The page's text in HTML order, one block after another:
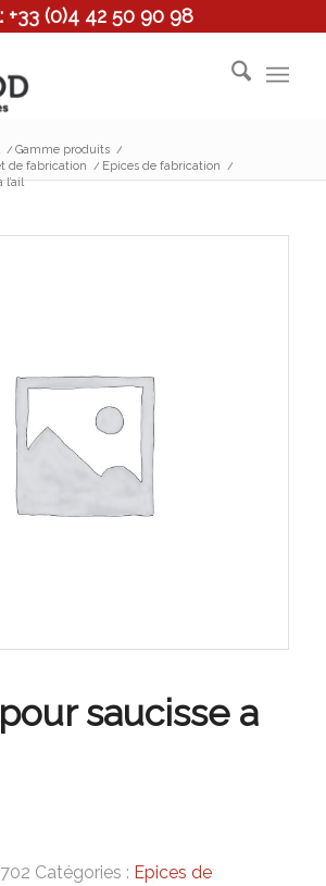
+33 (0)4 42 50 90 98
/ Gamme produits /
de fabrication / Epices de fabrication /
l’ail
saucisse a
Catégories : Epices de